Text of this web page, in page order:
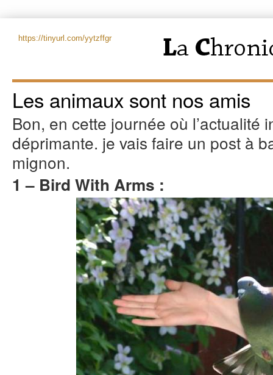
https://tinyurl.com/yytzffgr
Les animaux sont nos amis
Bon, en cette journée où l’actualité
déprimante. je vais faire un post à
mignon.
1 – Bird With Arms :